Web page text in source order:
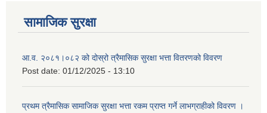
सामाजिक सुरक्षा
आ.व. २०८१।०८२ को दोस्रो त्रैमासिक सुरक्षा भत्ता वितरणको विवरण
Post date: 01/12/2025 - 13:10
प्रथम त्रैमासिक सामाजिक सुरक्षा भत्ता रकम प्राप्त गर्ने लाभग्राहीको विवरण ।